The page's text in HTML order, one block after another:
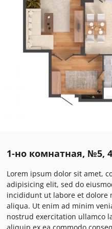
1-но комнатная, №5,
Lorem ipsum dolor sit amet,
adipisicing elit, sed do
incididunt ut labore et dolore
aliqua. Ut enim ad minim
nostrud exercitation ullamco